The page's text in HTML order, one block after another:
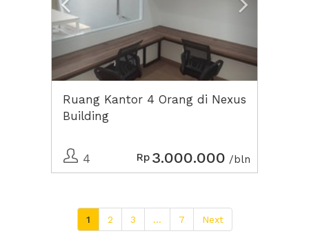
Ruang Kantor 4 Orang di Nexus
Building
4 Rp 3.000.000 /bln
1 2 3 ... 7 Next